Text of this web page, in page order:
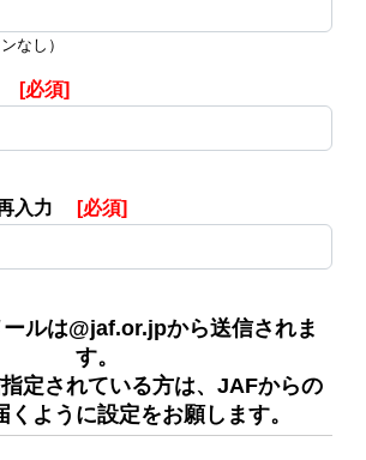
なし）
[必須]
入力 [必須]
ルは@jaf.or.jpから送信されま
す。
指定されている方は、JAFからの
くように設定をお願します。